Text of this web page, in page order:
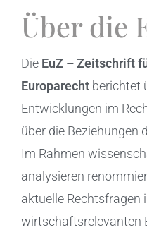
Über die
Die EuZ – Zeitschrift
Europarecht berichtet
Entwicklungen im
über die Beziehungen
Im Rahmen
analysieren
aktuelle Rechtsfragen
wirtschaftsrelevanten